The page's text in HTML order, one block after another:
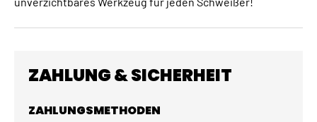
ZAHLUNG & SICHERHEIT
ZAHLUNGSMETHODEN